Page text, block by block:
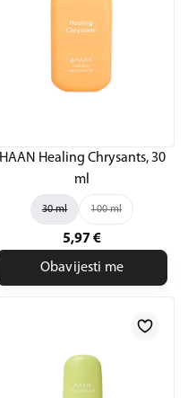
HAAN Healing Chrysants, 30
ml
30 ml 100 ml
5,97 €
Obavijesti me